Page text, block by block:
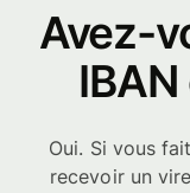
Avez-
Oui. Si vous
recevoir un